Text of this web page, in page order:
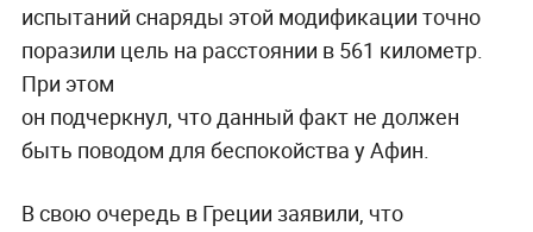
испытаний снаряды этой модификации точно
поразили цель на расстоянии в 561 километр.
При этом
он подчеркнул, что данный факт не должен
быть поводом для беспокойства у Афин.
В свою очередь в Греции заявили, что